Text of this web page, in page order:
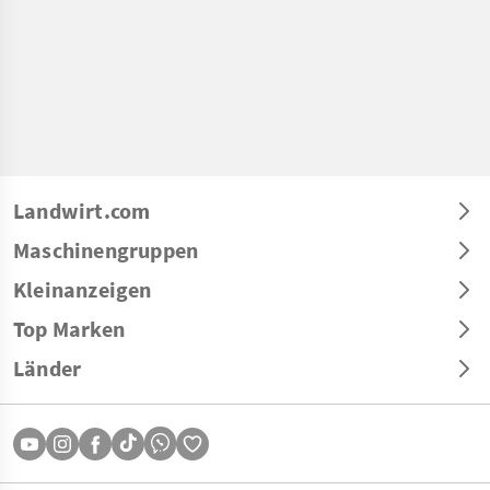
Landwirt.com
Maschinengruppen
Kleinanzeigen
Top Marken
Länder